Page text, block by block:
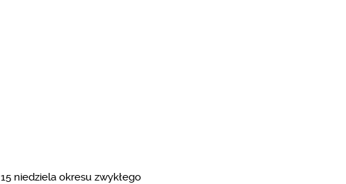
15 niedziela okresu zwykłego